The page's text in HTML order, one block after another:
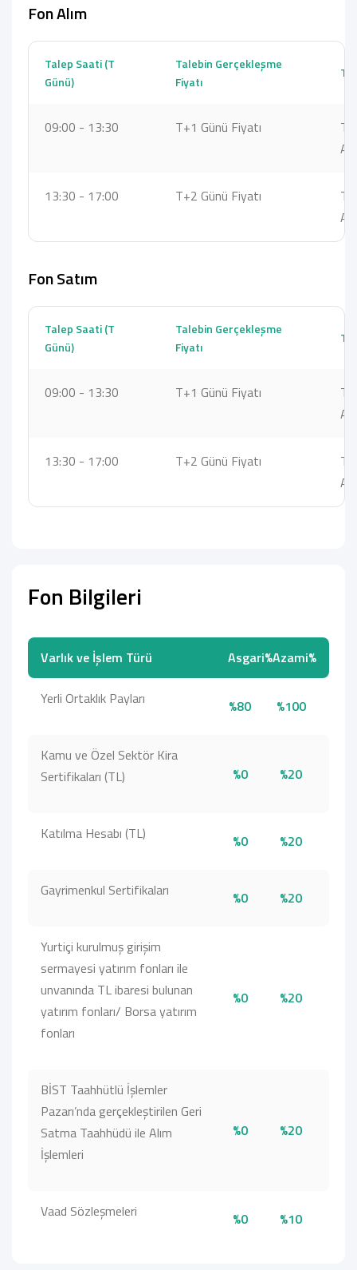
Fon Alım
Talep Saati (T
Günü)
Talebin Gerçekleşme
Fiyatı
09:00 - 13:30 T+1 Günü Fiyatı
13:30 - 17:00 T+2 Günü Fiyatı
Fon Satım
Talep Saati (T
Günü)
Talebin Gerçekleşme
Fiyatı
09:00 - 13:30 T+1 Günü Fiyatı
13:30 - 17:00 T+2 Günü Fiyatı
Fon Bilgileri
Varlık ve İşlem Türü Asgari%Azami%
Yerli Ortaklık Payları %80 %100
Kamu ve Özel Sektör Kira
Sertifikaları (TL)
%0 %20
Katılma Hesabı (TL) %0 %20
Gayrimenkul Sertifikaları %0 %20
Yurtiçi kurulmuş girişim
sermayesi yatırım fonları ile
unvanında TL ibaresi bulunan
yatırım fonları/ Borsa yatırım
fonları
%0 %20
BİST Taahhütlü İşlemler
Pazarı’nda gerçekleştirilen Geri
Satma Taahhüdü ile Alım
İşlemleri
%0 %20
Vaad Sözleşmeleri %0 %10